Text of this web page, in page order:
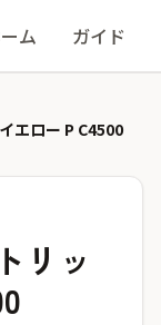
ム ガイド
エロー P C4500
リッ